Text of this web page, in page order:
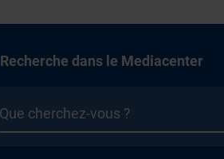
Recherche dans le Mediacenter